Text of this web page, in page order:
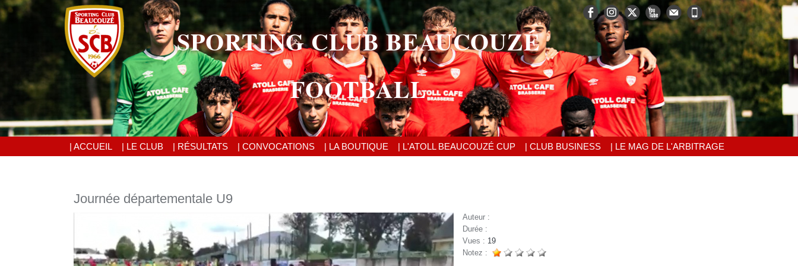
SPORTING CLUB BEAUCOUZÉ
FOOTBALL
| ACCUEIL | LE CLUB | RÉSULTATS | CONVOCATIONS | LA BOUTIQUE | L'ATOLL BEAUCOUZÉ CUP | CLUB BUSINESS | LE MAG DE L'ARBITRAGE
Journée départementale U9
Auteur :
Durée :
Vues : 19
Notez :